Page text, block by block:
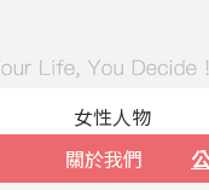
關於我們
女性人物